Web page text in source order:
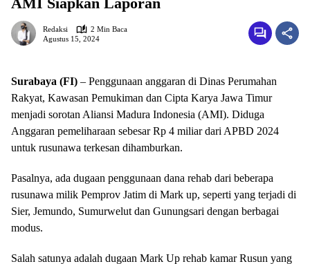
Redaksi
2 Min Baca
Agustus 15, 2024
Surabaya (FI) – Penggunaan anggaran di Dinas Perumahan
Rakyat, Kawasan Pemukiman dan Cipta Karya Jawa Timur
menjadi sorotan Aliansi Madura Indonesia (AMI). Diduga
Anggaran pemeliharaan sebesar Rp 4 miliar dari APBD 2024
untuk rusunawa terkesan dihamburkan.
Pasalnya, ada dugaan penggunaan dana rehab dari beberapa
rusunawa milik Pemprov Jatim di Mark up, seperti yang terjadi di
Sier, Jemundo, Sumurwelut dan Gunungsari dengan berbagai
modus.
Salah satunya adalah dugaan Mark Up rehab kamar Rusun yang